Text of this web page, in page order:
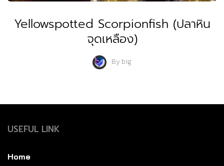
Yellowspotted Scorpionfish (ปลาหิน
จุดเหลือง)
Bybig
USEFUL LINK
Home